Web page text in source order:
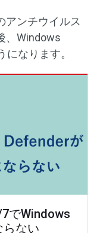
アンチウイルス
、Windows
なります。
でWindows
らない